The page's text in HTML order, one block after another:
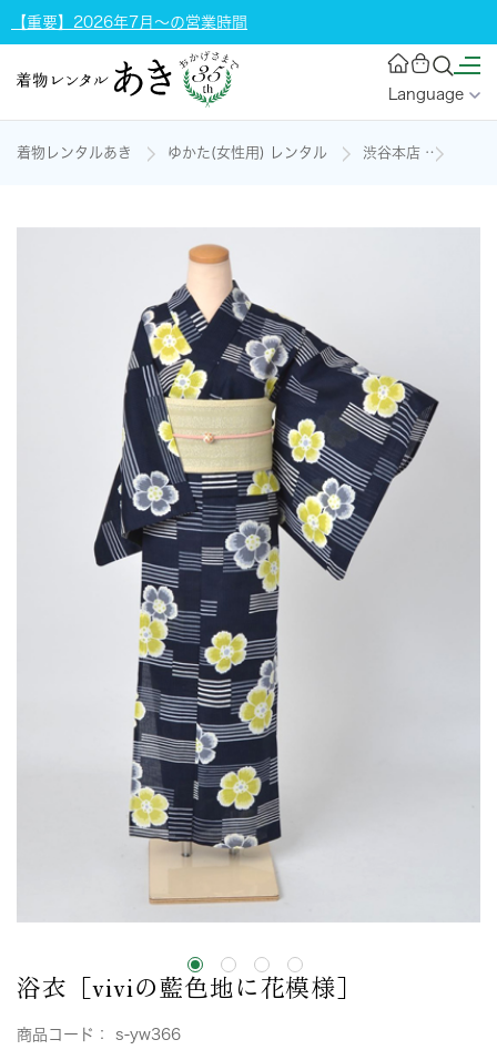
【重要】2026年7月～の営業時間
Language
着物レンタルあき ゆかた(女性用) レンタル 渋谷本店
浴衣［viviの藍色地に花模様］
商品コード： s-yw366